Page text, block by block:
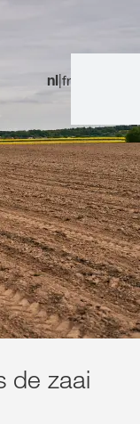
nl|fr
bestaat een
pagina:
NIET MEER
VRAGEN
de zaai